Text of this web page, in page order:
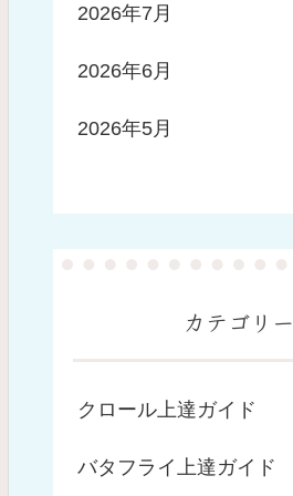
2026年7月
2026年6月
2026年5月
カテゴリー
クロール上達ガイド
バタフライ上達ガイド